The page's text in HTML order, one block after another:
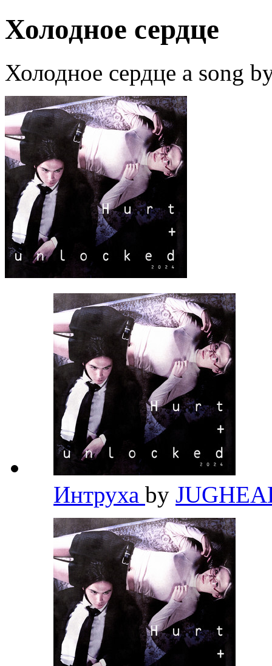
Холодное сердце
Холодное сердце a song
Интруха by